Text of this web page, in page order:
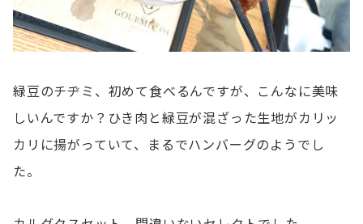
緑豆のチヂミ、初めて食べるんですが、こんなに美味
しいんですか？ひき肉と緑豆が混ざった生地がカリッ
カリに揚がっていて、まるでハンバーグのようでし
た。